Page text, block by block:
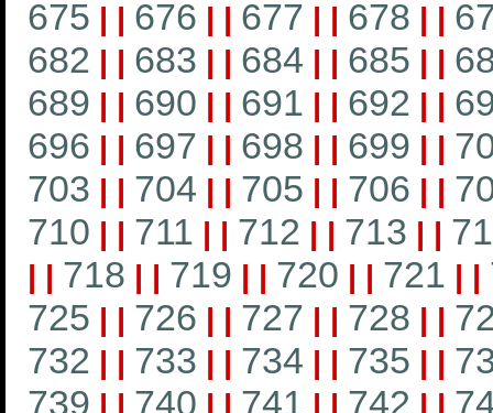
675 | | 676 | | 677 | | 678 | |
682 | | 683 | | 684 | | 685 | |
689 | | 690 | | 691 | | 692 | |
696 | | 697 | | 698 | | 699 | |
703 | | 704 | | 705 | | 706 | |
710 | | 711 | | 712 | | 713 | |
| | 718 | | 719 | | 720 | | 721 | |
725 | | 726 | | 727 | | 728 | |
732 | | 733 | | 734 | | 735 | |
739 | | 740 | | 741 | | 742 | |